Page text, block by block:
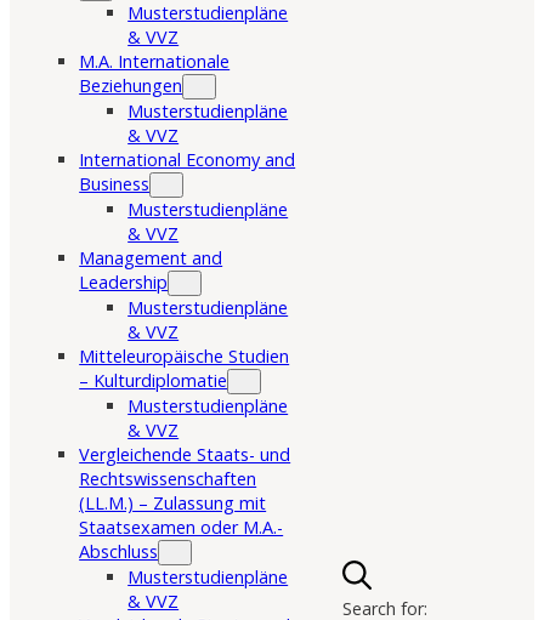
Musterstudienpläne
& VVZ
M.A. Internationale
Beziehungen
Musterstudienpläne
& VVZ
International Economy and
Business
Musterstudienpläne
& VVZ
Management and
Leadership
Musterstudienpläne
& VVZ
Mitteleuropäische Studien
– Kulturdiplomatie
Musterstudienpläne
& VVZ
Vergleichende Staats- und
Rechtswissenschaften
(LL.M.) – Zulassung mit
Staatsexamen oder M.A.-
Abschluss
Musterstudienpläne
& VVZ
Search for: